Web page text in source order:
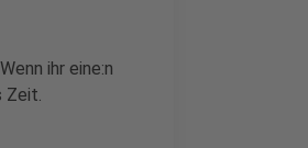
ihr eine:n
Zeit.